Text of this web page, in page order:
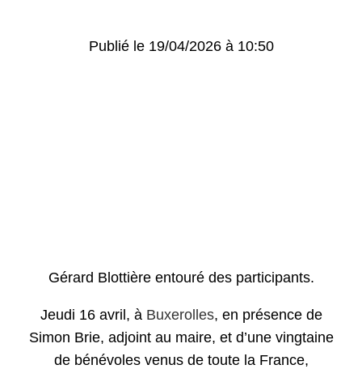
Publié le 19/04/2026 à 10:50
Gérard Blottière entouré des participants.
Jeudi 16 avril, à Buxerolles, en présence de
Simon Brie, adjoint au maire, et d’une vingtaine
de bénévoles venus de toute la France,